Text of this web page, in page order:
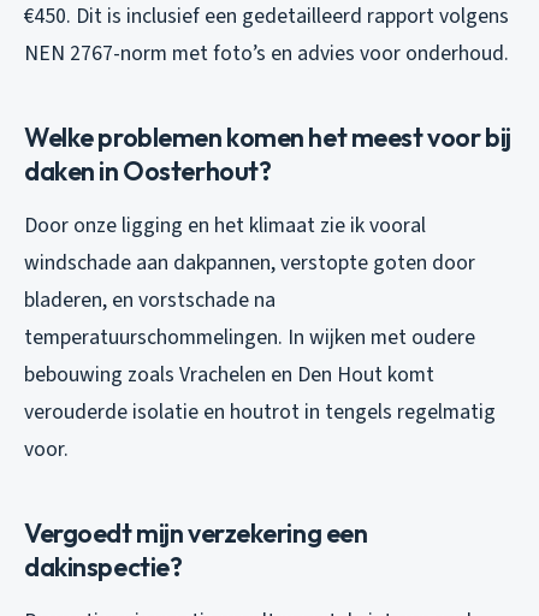
€450. Dit is inclusief een gedetailleerd rapport volgens
NEN 2767-norm met foto’s en advies voor onderhoud.
Welke problemen komen het meest voor bij
daken in Oosterhout?
Door onze ligging en het klimaat zie ik vooral
windschade aan dakpannen, verstopte goten door
bladeren, en vorstschade na
temperatuurschommelingen. In wijken met oudere
bebouwing zoals Vrachelen en Den Hout komt
verouderde isolatie en houtrot in tengels regelmatig
voor.
Vergoedt mijn verzekering een
dakinspectie?